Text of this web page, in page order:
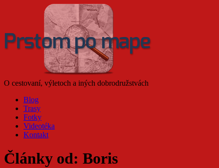
O cestovaní, výletoch a iných dobrodružstvách
Blog
Trasy
Fotky
Videotéka
Kontakt
Články od: Boris